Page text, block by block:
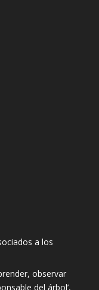
a los
observar
del árbol’,